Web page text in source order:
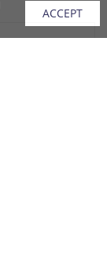
ACCEPT